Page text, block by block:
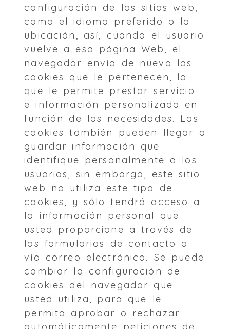
configuración de los sitios web,
como el idioma preferido o la
ubicación, así, cuando el usuario
vuelve a esa página Web, el
navegador envía de nuevo las
cookies que le pertenecen, lo
que le permite prestar servicio
e información personalizada en
función de las necesidades. Las
cookies también pueden llegar a
guardar información que
identifique personalmente a los
usuarios, sin embargo, este sitio
web no utiliza este tipo de
cookies, y sólo tendrá acceso a
la información personal que
usted proporcione a través de
los formularios de contacto o
vía correo electrónico. Se puede
cambiar la configuración de
cookies del navegador que
usted utiliza, para que le
permita aprobar o rechazar
automáticamente peticiones de